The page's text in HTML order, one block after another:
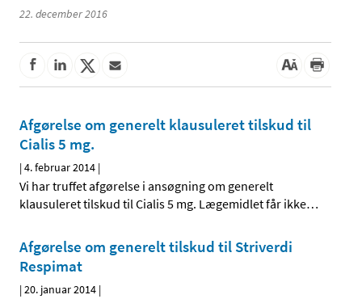
22. december 2016
Afgørelse om generelt klausuleret tilskud til
Cialis 5 mg.
|4. februar 2014 |
Vi har truffet afgørelse i ansøgning om generelt
klausuleret tilskud til Cialis 5 mg. Lægemidlet får ikke…
Afgørelse om generelt tilskud til Striverdi
Respimat
|20. januar 2014 |